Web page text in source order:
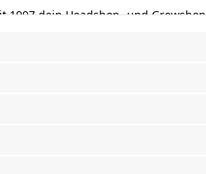
1997 dein Headshop- und